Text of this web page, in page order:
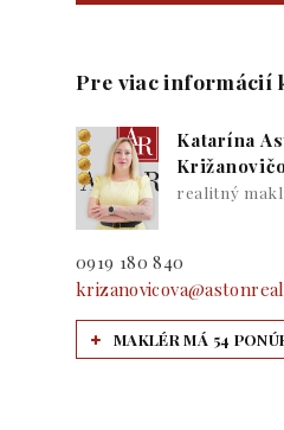
Pre viac informácií
Katarína
realitný
0919 180 840
MAKLÉR MÁ 54